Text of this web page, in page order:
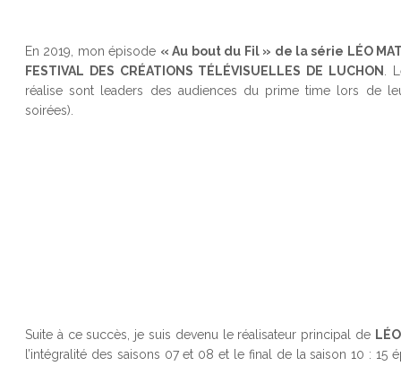
En 2019, mon épisode « Au bout du Fil » de la série LÉO
FESTIVAL DES CRÉATIONS TÉLÉVISUELLES DE LUCHON
.
réalise sont leaders des audiences du prime time lors de
soirées).
Suite à ce succès, je suis devenu le réalisateur principal de
l’intégralité des saisons 07 et 08 et le final de la saison 10 :